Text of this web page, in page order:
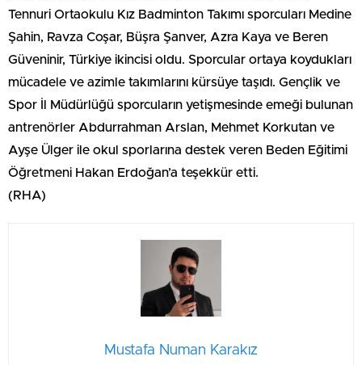
Tennuri Ortaokulu Kız Badminton Takımı sporcuları Medine
Şahin, Ravza Coşar, Büşra Şanver, Azra Kaya ve Beren
Güveninir, Türkiye ikincisi oldu. Sporcular ortaya koydukları
mücadele ve azimle takımlarını kürsüye taşıdı. Gençlik ve
Spor İl Müdürlüğü sporcuların yetişmesinde emeği bulunan
antrenörler Abdurrahman Arslan, Mehmet Korkutan ve
Ayşe Ülger ile okul sporlarına destek veren Beden Eğitimi
Öğretmeni Hakan Erdoğan’a teşekkür etti.
(RHA)
Mustafa Numan Karakız